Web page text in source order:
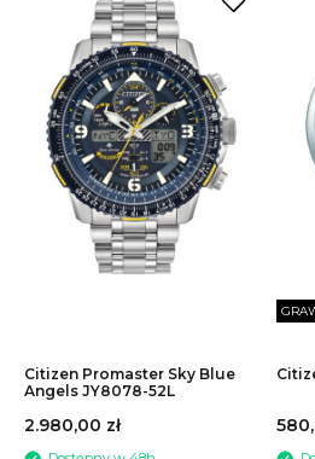
WYCZYŚĆ
Citizen Promaster Sky Blue
Angels JY8078-52L
2.980,00 zł